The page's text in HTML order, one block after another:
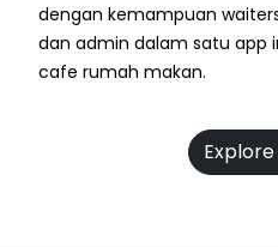
dengan kemampuan
dan admin dalam satu app
cafe rumah makan.